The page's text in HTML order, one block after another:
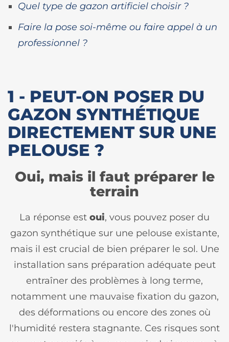
Quel type de gazon artificiel choisir ?
Faire la pose soi-même ou faire appel à un
professionnel ?
1 - PEUT-ON POSER DU
GAZON SYNTHÉTIQUE
DIRECTEMENT SUR UNE
PELOUSE ?
Oui, mais il faut préparer le
terrain
La réponse est oui, vous pouvez poser du
gazon synthétique sur une pelouse existante,
mais il est crucial de bien préparer le sol. Une
installation sans préparation adéquate peut
entraîner des problèmes à long terme,
notamment une mauvaise fixation du gazon,
des déformations ou encore des zones où
l'humidité restera stagnante. Ces risques sont